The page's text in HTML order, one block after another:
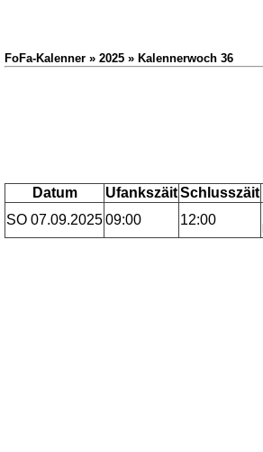
FoFa-Kalenner » 2025 » Kalennerwoch 36
Datum UfankszäitSchlusszäit
SO 07.09.202509:00 12:00